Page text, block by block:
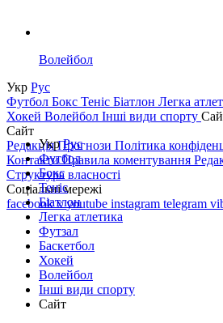
Волейбол
Укр Рус
Футбол Бокс Теніс Біатлон Легка
Хокей Волейбол Інші види спорту
Сайт
РедакціяПрогнози Політика
КонтактиПравила коментування
Структура власності
Соціальні мережі
facebookxyoutube instagram telegram
УкрРус
Футбол
Бокс
Теніс
Біатлон
Легка атлетика
Футзал
Баскетбол
Хокей
Волейбол
Інші види спорту
Сайт